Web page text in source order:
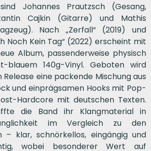
Johannes Prautzsch (Gesang,
Cajkin (Gitarre) und Mathis
Nach „Zerfall“ (2019) und
Noch Kein Tag“ (2022) erscheint mit
Album, passenderweise physisch
blauem 140g-Vinyl. Geboten wird
eine packende Mischung aus
und einprägsamen Hooks mit Pop-
Hardcore mit deutschen Texten.
die Band ihr Klangmaterial in
im Vergleich zu den
– klar, schnörkellos, eingängig und
wobei besonderer Wert auf